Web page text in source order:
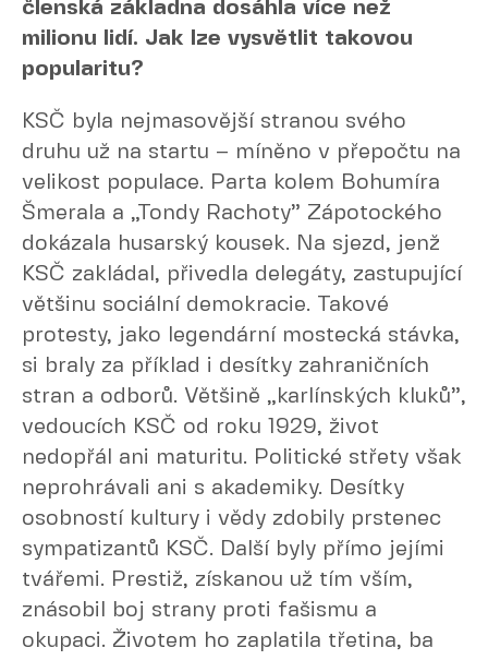
členská základna dosáhla více než
milionu lidí. Jak lze vysvětlit takovou
popularitu?
KSČ byla nejmasovější stranou svého
druhu už na startu – míněno v přepočtu na
velikost populace. Parta kolem Bohumíra
Šmerala a „Tondy Rachoty” Zápotockého
dokázala husarský kousek. Na sjezd, jenž
KSČ zakládal, přivedla delegáty, zastupující
většinu sociální demokracie. Takové
protesty, jako legendární mostecká stávka,
si braly za příklad i desítky zahraničních
stran a odborů. Většině „karlínských kluků”,
vedoucích KSČ od roku 1929, život
nedopřál ani maturitu. Politické střety však
neprohrávali ani s akademiky. Desítky
osobností kultury i vědy zdobily prstenec
sympatizantů KSČ. Další byly přímo jejími
tvářemi. Prestiž, získanou už tím vším,
znásobil boj strany proti fašismu a
okupaci. Životem ho zaplatila třetina, ba